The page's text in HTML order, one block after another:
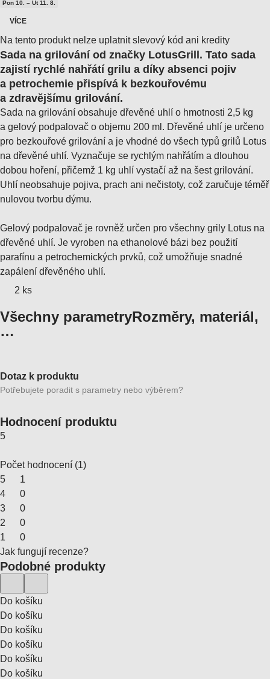
Pon 10. – Út 11. 8.
VÍCE
Na tento produkt nelze uplatnit slevový kód ani kredity
Sada na grilování od značky LotusGrill. Tato sada
zajistí rychlé nahřátí grilu a díky absenci pojiv
a petrochemie přispívá k bezkouřovému
a zdravějšímu grilování.
Sada na grilování obsahuje dřevěné uhlí o hmotnosti 2,5 kg
a gelový podpalovač o objemu 200 ml. Dřevěné uhlí je určeno
pro bezkouřové grilování a je vhodné do všech typů grilů Lotus
na dřevěné uhlí. Vyznačuje se rychlým nahřátím a dlouhou
dobou hoření, přičemž 1 kg uhlí vystačí až na šest grilování.
Uhlí neobsahuje pojiva, prach ani nečistoty, což zaručuje téměř
nulovou tvorbu dýmu.
Gelový podpalovač je rovněž určen pro všechny grily Lotus na
dřevěné uhlí. Je vyroben na ethanolové bázi bez použití
parafínu a petrochemických prvků, což umožňuje snadné
zapálení dřevěného uhlí.
2 ks
Všechny parametryRozměry, materiál,
…
Dotaz k produktu
Potřebujete poradit s parametry nebo výběrem?
Hodnocení produktu
5
Počet hodnocení (1)
5
1
4
0
3
0
2
0
1
0
Jak fungují recenze?
Podobné produkty
Do košíku
Do košíku
Do košíku
Do košíku
Do košíku
Do košíku